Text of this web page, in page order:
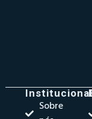
Institucional
Sobre